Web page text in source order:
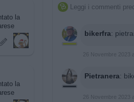
la
la
 Leggi i commenti
bikerfra:
26 Novembre 2023
Pietranera:
26 Novembre 2023